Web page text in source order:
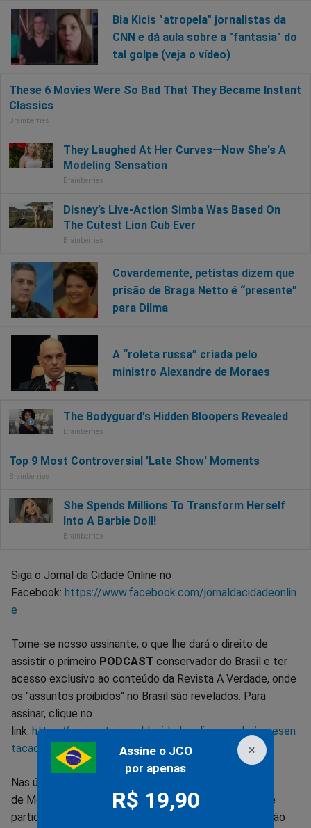
×
Assine o JCO
por apenas
R$ 19,90
Bia Kicis "atropela" jornalistas da
CNN e dá aula sobre a "fantasia" do
tal golpe (veja o vídeo)
Covardemente, petistas dizem que
prisão de Braga Netto é “presente”
para Dilma
A “roleta russa” criada pelo
ministro Alexandre de Moraes
Siga o Jornal da Cidade Online no
Facebook: https://www.facebook.com/jornaldacidadeonlin
e
Torne-se nosso assinante, o que lhe dará o direito de
assistir o primeiro PODCAST conservador do Brasil e ter
acesso exclusivo ao conteúdo da Revista A Verdade, onde
os "assuntos proibidos" no Brasil são revelados. Para
assinar, clique no
link: https://assinante.jornaldacidadeonline.com.br/apresen
tacao
Nas últimas semanas, o impeachment de Alexandre
de Moraes ganhou força. Certamente, será o ponto de
partida para colocar um fim em toda a cruel perseguição